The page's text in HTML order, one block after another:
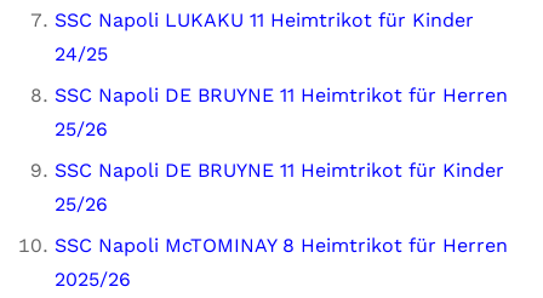
SSC Napoli LUKAKU 11 Heimtrikot für Kinder
24/25
SSC Napoli DE BRUYNE 11 Heimtrikot für Herren
25/26
SSC Napoli DE BRUYNE 11 Heimtrikot für Kinder
25/26
SSC Napoli McTOMINAY 8 Heimtrikot für Herren
2025/26